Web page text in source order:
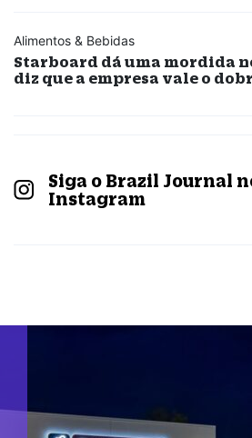
Alimentos & Bebidas
Starboard dá uma mordida
diz que a empresa vale o
Siga o Brazil Journal
Instagram